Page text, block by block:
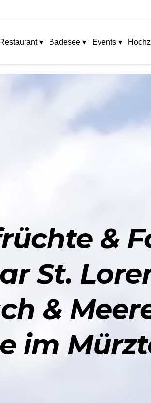
Restaurant ▾ Badesee ▾ Events ▾
&
St.
&
im